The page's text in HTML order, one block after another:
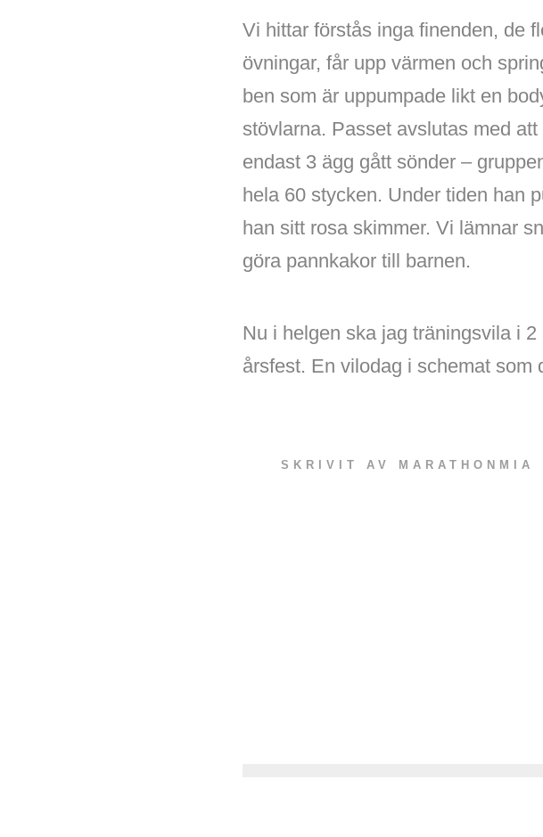
Vi hittar förstås inga finenden, de
övningar, får upp värmen och
ben som är uppumpade likt en
stövlarna. Passet avslutas med
endast 3 ägg gått sönder –
hela 60 stycken. Under tiden han
han sitt rosa skimmer. Vi lämnar
göra pannkakor till barnen.
Nu i helgen ska jag träningsvila i
årsfest. En vilodag i schemat som
SKRIVIT AV MARATHONMIA